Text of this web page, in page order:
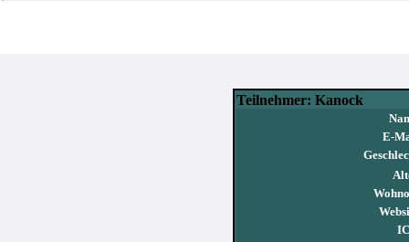
Teilnehmer: Kanock
E-